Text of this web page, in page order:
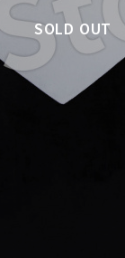
SOLD OUT